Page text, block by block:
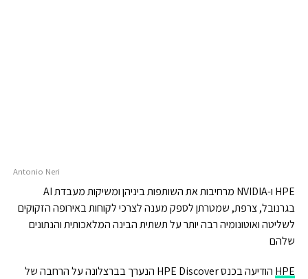
Antonio Neri
HPE ו-NVIDIA מרחיבות את השותפות ביניהן ומשיקות מעבדת AI
בגרנובל, צרפת, שמטרתן לספק מענה לצרכי לקוחות באירופה הזקוקים
לשליטה ואוטונומיה רבה יותר על תשתית הבינה המלאכותית והנתונים
שלהם
HPE
הודיעה בכנס HPE Discover הנערך בברצלונה על הרחבה של